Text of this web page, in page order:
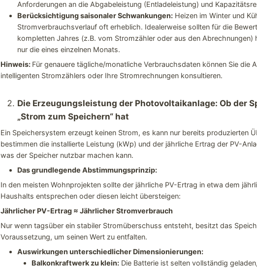
Anforderungen an die Abgabeleistung (Entladeleistung) und
Berücksichtigung saisonaler Schwankungen: Heizen im Winter und
Stromverbrauchsverlauf oft erheblich. Idealerweise sollten für die
kompletten Jahres (z.B. vom Stromzähler oder aus den Abrechnungen)
nur die eines einzelnen Monats.
Hinweis: Für genauere tägliche/monatliche Verbrauchsdaten können Sie die
intelligenten Stromzählers oder Ihre Stromrechnungen konsultieren.
Die Erzeugungsleistung der Photovoltaikanlage: Ob der
„Strom zum Speichern“ hat
Ein Speichersystem erzeugt keinen Strom, es kann nur bereits produzierten
bestimmen die installierte Leistung (kWp) und der jährliche Ertrag der PV-
was der Speicher nutzbar machen kann.
Das grundlegende Abstimmungsprinzip:
In den meisten Wohnprojekten sollte der jährliche PV-Ertrag in etwa dem
Haushalts entsprechen oder diesen leicht übersteigen:
Jährlicher PV-Ertrag ≈ Jährlicher Stromverbrauch
Nur wenn tagsüber ein stabiler Stromüberschuss entsteht, besitzt das
Voraussetzung, um seinen Wert zu entfalten.
Auswirkungen unterschiedlicher Dimensionierungen:
Balkonkraftwerk zu klein:Die Batterie ist selten vollständig